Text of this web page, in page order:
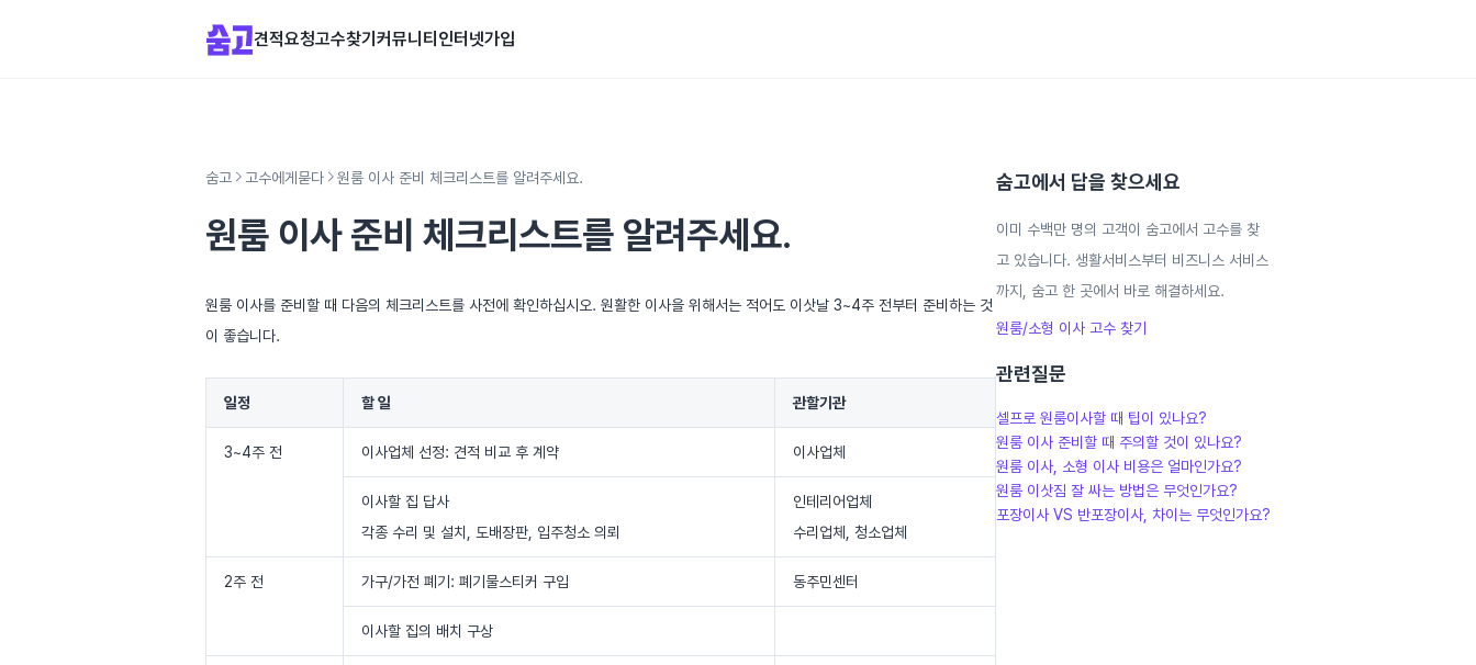
견적요청고수찾기 커뮤니티 인터넷가입
숨고 고수에게묻다 원룸 이사 준비 체크리스트를 알려주세요.
원룸 이사 준비 체크리스트를 알려주세요.
원룸 이사를 준비할 때 다음의 체크리스트를 사전에 확인하십시오. 원활한 이사을 위해서는 적어도 이삿날 3~4주 전부터 준비하는 것
이 좋습니다.
일정 할 일 관할기관
3~4주 전 이사업체 선정: 견적 비교 후 계약 이사업체
이사할 집 답사
각종 수리 및 설치, 도배장판, 입주청소 의뢰
인테리어업체
수리업체, 청소업체
2주 전 가구/가전 폐기: 폐기물스티커 구입 동주민센터
이사할 집의 배치 구상
숨고에서 답을 찾으세요
이미 수백만 명의 고객이 숨고에서 고수를 찾
고 있습니다. 생활서비스부터 비즈니스 서비스
까지, 숨고 한 곳에서 바로 해결하세요.
원룸/소형 이사 고수 찾기
관련질문
셀프로 원룸이사할 때 팁이 있나요?
원룸 이사 준비할 때 주의할 것이 있나요?
원룸 이사, 소형 이사 비용은 얼마인가요?
원룸 이삿짐 잘 싸는 방법은 무엇인가요?
포장이사 VS 반포장이사, 차이는 무엇인가요?